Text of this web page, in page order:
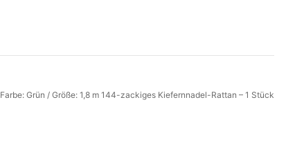
Farbe: Grün / Größe: 1,8 m 144-zackiges Kiefernnadel-Rattan – 1 Stück